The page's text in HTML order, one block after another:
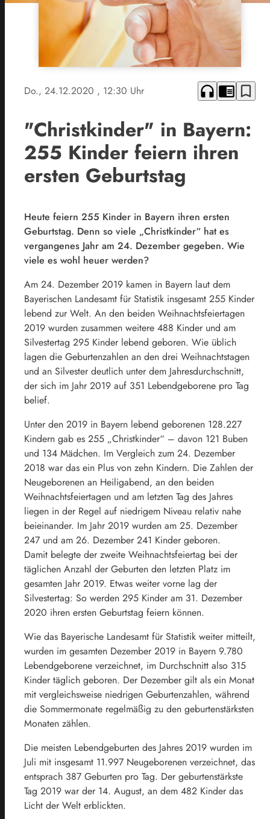
Do., 24.12.2020 , 12:30 Uhr headphones chrome_reader_mode bookmark_border
"Christkinder" in Bayern:
255 Kinder feiern ihren
ersten Geburtstag
Heute feiern 255 Kinder in Bayern ihren ersten
Geburtstag. Denn so viele „Christkinder“ hat es
vergangenes Jahr am 24. Dezember gegeben. Wie
viele es wohl heuer werden?
Am 24. Dezember 2019 kamen in Bayern laut dem
Bayerischen Landesamt für Statistik insgesamt 255 Kinder
lebend zur Welt. An den beiden Weihnachtsfeiertagen
2019 wurden zusammen weitere 488 Kinder und am
Silvestertag 295 Kinder lebend geboren. Wie üblich
lagen die Geburtenzahlen an den drei Weihnachtstagen
und an Silvester deutlich unter dem Jahresdurchschnitt,
der sich im Jahr 2019 auf 351 Lebendgeborene pro Tag
belief.
Unter den 2019 in Bayern lebend geborenen 128.227
Kindern gab es 255 „Christkinder“ – davon 121 Buben
und 134 Mädchen. Im Vergleich zum 24. Dezember
2018 war das ein Plus von zehn Kindern. Die Zahlen der
Neugeborenen an Heiligabend, an den beiden
Weihnachtsfeiertagen und am letzten Tag des Jahres
liegen in der Regel auf niedrigem Niveau relativ nahe
beieinander. Im Jahr 2019 wurden am 25. Dezember
247 und am 26. Dezember 241 Kinder geboren.
Damit belegte der zweite Weihnachtsfeiertag bei der
täglichen Anzahl der Geburten den letzten Platz im
gesamten Jahr 2019. Etwas weiter vorne lag der
Silvestertag: So werden 295 Kinder am 31. Dezember
2020 ihren ersten Geburtstag feiern können.
Wie das Bayerische Landesamt für Statistik weiter mitteilt,
wurden im gesamten Dezember 2019 in Bayern 9.780
Lebendgeborene verzeichnet, im Durchschnitt also 315
Kinder täglich geboren. Der Dezember gilt als ein Monat
mit vergleichsweise niedrigen Geburtenzahlen, während
die Sommermonate regelmäßig zu den geburtenstärksten
Monaten zählen.
Die meisten Lebendgeburten des Jahres 2019 wurden im
Juli mit insgesamt 11.997 Neugeborenen verzeichnet, das
entsprach 387 Geburten pro Tag. Der geburtenstärkste
Tag 2019 war der 14. August, an dem 482 Kinder das
Licht der Welt erblickten.